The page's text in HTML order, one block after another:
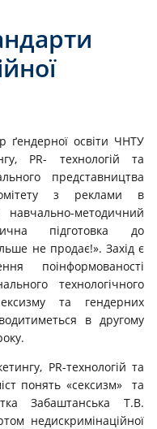
ґендерної освіти ЧНТУ
РR- технологій та
представництва
з реклами в
навчально-методичний
підготовка до
не продає!». Захід є
поінформованості
технологічного
та гендерних
в другому
РR-технологій та
понять «сексизм» та
Забаштанська Т.В.
недискримінаційної